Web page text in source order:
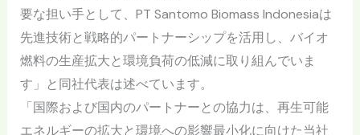
要な担い手として、PT Santomo Biomass Indonesiaは
先進技術と戦略的パートナーシップを活用し、バイオ
燃料の生産拡大と環境負荷の低減に取り組んでいま
す」と同社代表は述べています。
「国際および国内のパートナーとの協力は、再生可能
エネルギーの拡大と環境への影響最小化に向けた当社